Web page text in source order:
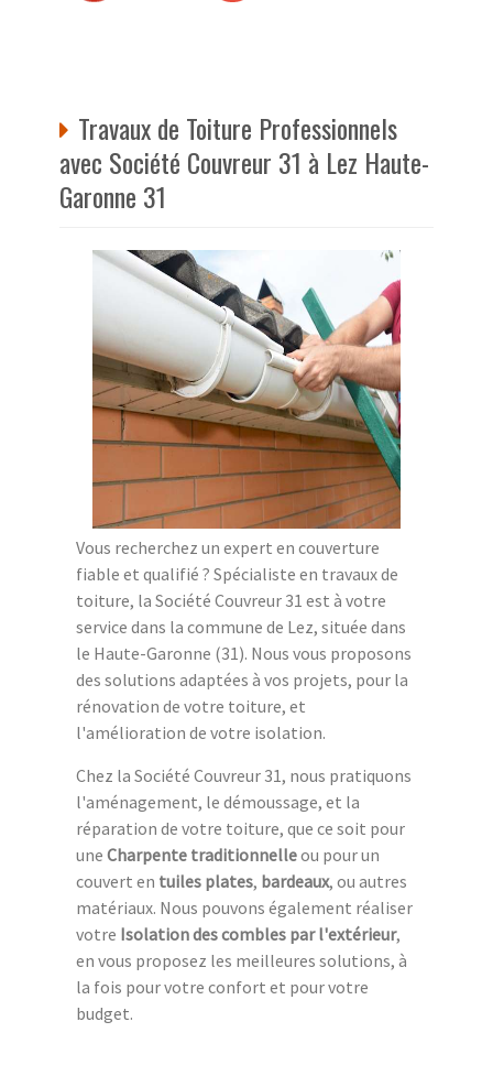
Travaux de Toiture Professionnels
avec Société Couvreur 31 à Lez Haute-
Garonne 31
Vous recherchez un expert en couverture
fiable et qualifié ? Spécialiste en travaux de
toiture, la Société Couvreur 31 est à votre
service dans la commune de Lez, située dans
le Haute-Garonne (31). Nous vous proposons
des solutions adaptées à vos projets, pour la
rénovation de votre toiture, et
l'amélioration de votre isolation.
Chez la Société Couvreur 31, nous pratiquons
l'aménagement, le démoussage, et la
réparation de votre toiture, que ce soit pour
une Charpente traditionnelleou pour un
couvert en tuiles plates, bardeaux, ou autres
matériaux. Nous pouvons également réaliser
votre Isolation des combles par l'extérieur,
en vous proposez les meilleures solutions, à
la fois pour votre confort et pour votre
budget.